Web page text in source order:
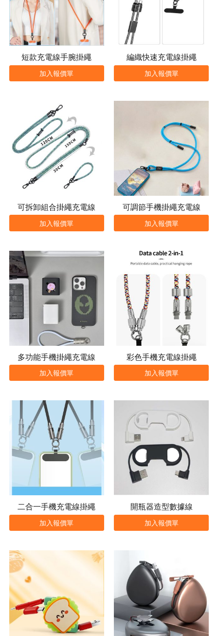
短款充電線手腕掛繩
加入報價單
編織快速充電線掛繩
加入報價單
可拆卸組合掛繩充電線
加入報價單
可調節手機掛繩充電線
加入報價單
多功能手機掛繩充電線
加入報價單
彩色手機充電線掛繩
加入報價單
二合一手機充電線掛繩
加入報價單
開瓶器造型數據線
加入報價單